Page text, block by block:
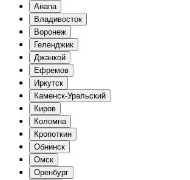
Анапа
Владивосток
Воронеж
Геленджик
Джанкой
Ефремов
Иркутск
Каменск-Уральский
Киров
Коломна
Кропоткин
Обнинск
Омск
Оренбург